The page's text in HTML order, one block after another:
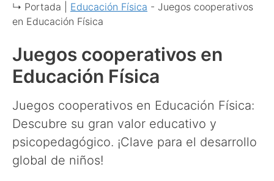
↳ Portada | Educación Física - Juegos cooperativos
en Educación Física
Juegos cooperativos en
Educación Física
Juegos cooperativos en Educación Física:
Descubre su gran valor educativo y
psicopedagógico. ¡Clave para el desarrollo
global de niños!